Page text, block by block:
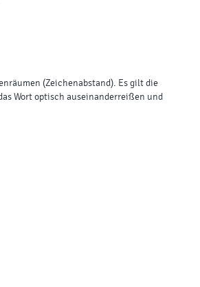
(Zeichenabstand). Es gilt die
Wort optisch auseinanderreißen und